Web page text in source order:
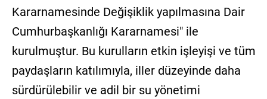
Kararnamesinde Değişiklik yapılmasına Dair
Cumhurbaşkanlığı Kararnamesi" ile
kurulmuştur. Bu kurulların etkin işleyişi ve tüm
paydaşların katılımıyla, iller düzeyinde daha
sürdürülebilir ve adil bir su yönetimi